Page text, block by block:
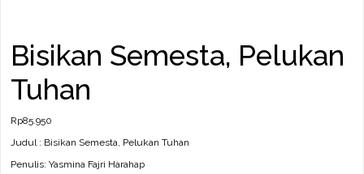
Bisikan Semesta, Pelukan
Tuhan
Rp85.950
Judul : Bisikan Semesta, Pelukan Tuhan
Penulis: Yasmina Fajri Harahap